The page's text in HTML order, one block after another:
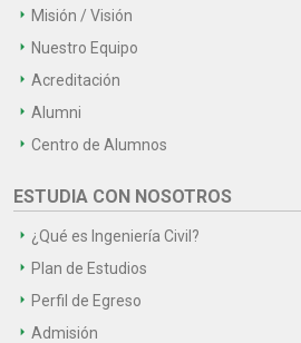
Misión / Visión
Nuestro Equipo
Acreditación
Alumni
Centro de Alumnos
ESTUDIA CON NOSOTROS
¿Qué es Ingeniería Civil?
Plan de Estudios
Perfil de Egreso
Admisión